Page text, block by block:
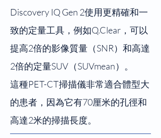
Discovery IQ Gen 2使用更精確和一
致的定量工具，例如Q.Clear，可以
提高2倍的影像質量（SNR）和高達
2倍的定量SUV（SUVmean）。
這種PET-CT掃描儀非常適合體型大
的患者，因為它有70厘米的孔徑和
高達2米的掃描長度。